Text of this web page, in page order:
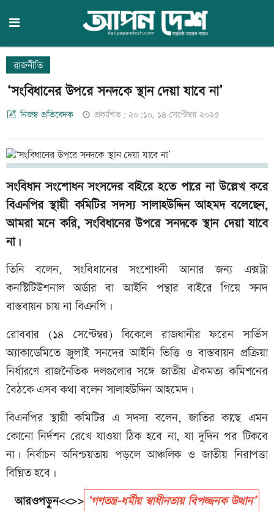
রাজনীতি
‘সংবিধানের উপরে সনদকে স্থান দেয়া যাবে না’
নিজস্ব প্রতিবেদক প্রকাশিত: ২০:১০, ১৪ সেপ্টেম্বর ২০২৫
সংবিধান সংশোধন সংসদের বাইরে হতে পারে না উল্লেখ করে
বিএনপির স্থায়ী কমিটির সদস্য সালাহউদ্দিন আহমদ বলেছেন,
আমরা মনে করি, সংবিধানের উপরে সনদকে স্থান দেয়া যাবে
না।
তিনি বলেন, সংবিধানের সংশোধনী আনার জন্য এক্সট্রা
কনস্টিটিউশনাল অর্ডার বা আইনি পন্থার বাইরে গিয়ে সনদ
বাস্তবায়ন চায় না বিএনপি।
রোববার (১৪ সেপ্টেম্বর) বিকেলে রাজধানীর ফরেন সার্ভিস
অ্যাকাডেমিতে জুলাই সনদের আইনি ভিত্তি ও বাস্তবায়ন প্রক্রিয়া
নির্ধারণে রাজনৈতিক দলগুলোর সঙ্গে জাতীয় ঐকমত্য কমিশনের
বৈঠকে এসব কথা বলেন সালাহউদ্দিন আহমেদ।
বিএনপির স্থায়ী কমিটির এ সদস্য বলেন, জাতির কাছে এমন
কোনো নির্দশন রেখে যাওয়া ঠিক হবে না, যা দুদিন পর টিকবে
না। নির্বাচন অনিশ্চয়তায় পড়লে আঞ্চলিক ও জাতীয় নিরাপত্তা
বিঘ্নিত হবে।
আরওপড়ুন<<>> ‘গণতন্ত্র–ধর্মীয় স্বাধীনতায় বিপজ্জনক উত্থান’